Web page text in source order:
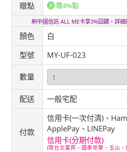
贈點 贈4%點
刷中國信託 ALL ME卡享3%回饋，詳
顏色
白
型號
MY-UF-023
數量
配送 一般宅配
付款
信用卡(一次付清)、
ApplePay、LINEPay
信用卡(分期付款)
(限台北富邦、國泰世華、玉山